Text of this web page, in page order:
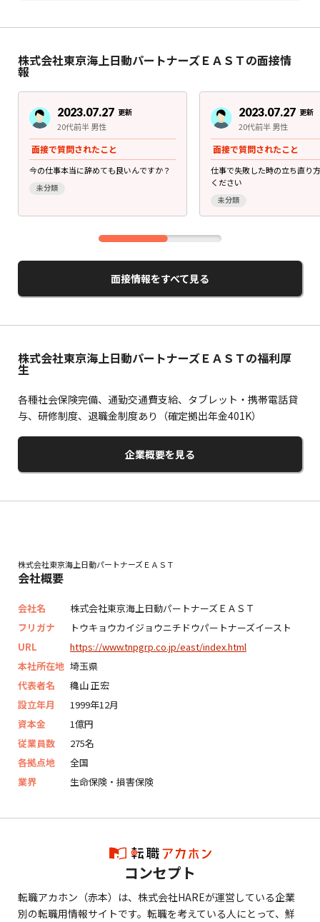
株式会社東京海上日動パートナーズＥＡＳＴの面接情
報
2023.07.27 更新
20代前半 男性
面接で質問されたこと
今の仕事本当に辞めても良いんですか？
未分類
2023.07.27 更新
20代前半 男性
面接で質問されたこと
仕事で失敗した時の立ち直り
ください
未分類
面接情報をすべて見る
株式会社東京海上日動パートナーズＥＡＳＴの福利厚
生
各種社会保険完備、通勤交通費支給、タブレット・携帯電話貸
与、研修制度、退職金制度あり（確定拠出年金401K）
企業概要を見る
株式会社東京海上日動パートナーズＥＡＳＴ
会社概要
会社名
株式会社東京海上日動パートナーズＥＡＳＴ
フリガナ
トウキョウカイジョウニチドウパートナーズイースト
URL
https://www.tnpgrp.co.jp/east/index.html
本社所在地 埼玉県
代表者名
穐山 正宏
設立年月
1999年12月
資本金
1億円
従業員数
275名
各拠点地
全国
業界
生命保険・損害保険
コンセプト
転職アカホン（赤本）は、株式会社HAREが運営している企業
別の転職用情報サイトです。転職を考えている人にとって、鮮